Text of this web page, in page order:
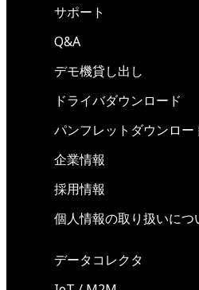
サポート
Q&A
デモ機貸し出し
ドライバダウンロード
パンフレットダウンロー
企業情報
採用情報
個人情報の取り扱いにつ
データコレクタ